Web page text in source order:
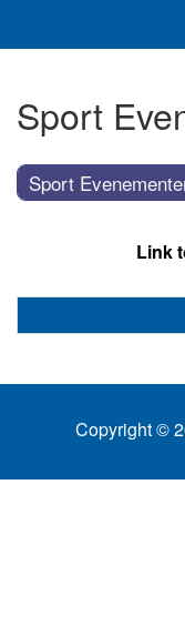
Sport
Sport
Link
Copyright ©